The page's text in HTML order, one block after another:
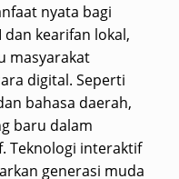
nyata bagi
kearifan lokal,
masyarakat
digital. Seperti
bahasa daerah,
baru dalam
Teknologi interaktif
generasi muda